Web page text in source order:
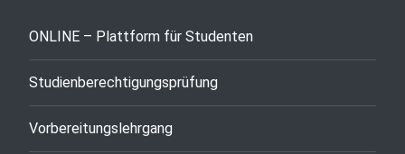
ONLINE – Plattform für Studenten
Studienberechtigungsprüfung
Vorbereitungslehrgang